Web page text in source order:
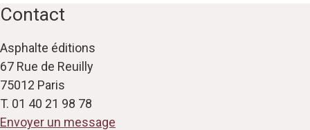
Contact
Asphalte éditions
67 Rue de Reuilly
75012 Paris
T. 01 40 21 98 78
Envoyer un message